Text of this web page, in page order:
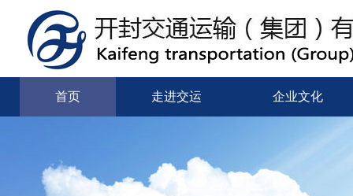
首页 走进交运 企业文化